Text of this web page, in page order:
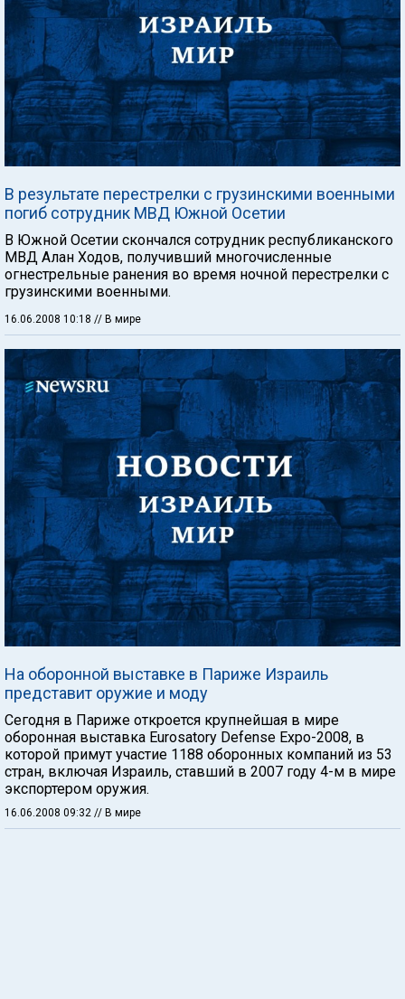
В результате перестрелки с грузинскими военными
погиб сотрудник МВД Южной Осетии
В Южной Осетии скончался сотрудник республиканского
МВД Алан Ходов, получивший многочисленные
огнестрельные ранения во время ночной перестрелки с
грузинскими военными.
16.06.2008 10:18 // В мире
На оборонной выставке в Париже Израиль
представит оружие и моду
Сегодня в Париже откроется крупнейшая в мире
оборонная выставка Eurosatory Defense Expo-2008, в
которой примут участие 1188 оборонных компаний из 53
стран, включая Израиль, ставший в 2007 году 4-м в мире
экспортером оружия.
16.06.2008 09:32 // В мире